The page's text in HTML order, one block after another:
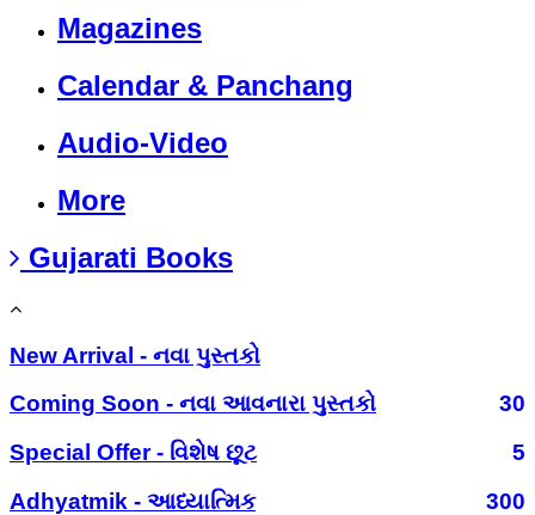
Magazines
Calendar & Panchang
Audio-Video
More
Gujarati Books
New Arrival - નવા પુસ્તકો
Coming Soon - નવા આવનારા પુસ્તકો
30
Special Offer - વિશેષ છૂટ
5
Adhyatmik - આધ્યાત્મિક
300